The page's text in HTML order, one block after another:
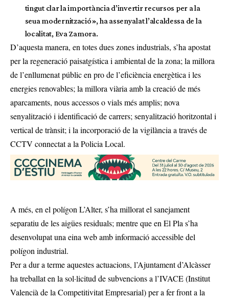
tingut clar la importància d’invertir recursos per a la
seua modernització», ha assenyalat l’alcaldessa de la
localitat, Eva Zamora.
D’aquesta manera, en totes dues zones industrials, s’ha apostat
per la regeneració paisatgística i ambiental de la zona; la millora
de l’enllumenat públic en pro de l’eficiència energètica i les
energies renovables; la millora viària amb la creació de més
aparcaments, nous accessos o vials més amplis; nova
senyalització i identificació de carrers; senyalització horitzontal i
vertical de trànsit; i la incorporació de la vigilància a través de
CCTV connectat a la Policia Local.
A més, en el polígon L’Alter, s’ha millorat el sanejament
separatiu de les aigües residuals; mentre que en El Pla s’ha
desenvolupat una eina web amb informació accessible del
polígon industrial.
Per a dur a terme aquestes actuacions, l’Ajuntament d’Alcàsser
ha treballat en la sol·licitud de subvencions a l’IVACE (Institut
Valencià de la Competitivitat Empresarial) per a fer front a la